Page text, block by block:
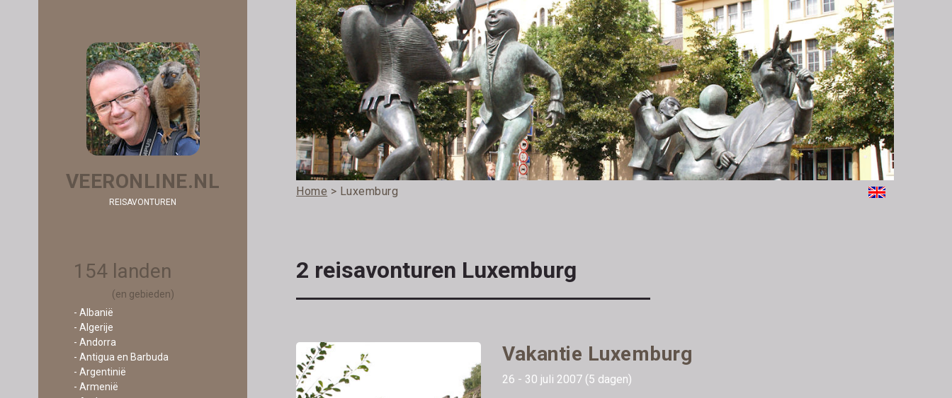
VEERONLINE.NL
REISAVONTUREN
154 landen
(en gebieden)
- Albanië
- Algerije
- Andorra
- Antigua en Barbuda
- Argentinië
- Armenië
Home > Luxemburg
2 reisavonturen Luxemburg
Vakantie Luxemburg
26 - 30 juli 2007 (5 dagen)